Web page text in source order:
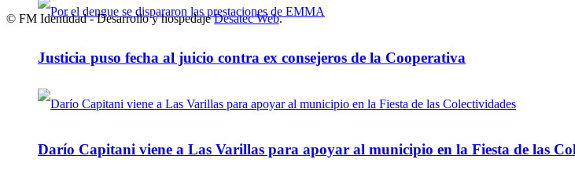
Justicia puso fecha al juicio contra ex consejeros de la Cooperativa
Darío Capitani viene a Las Varillas para apoyar al municipio en la Fiesta de las
© FM Identidad - Desarrollo y hospedajeDesatec Web.